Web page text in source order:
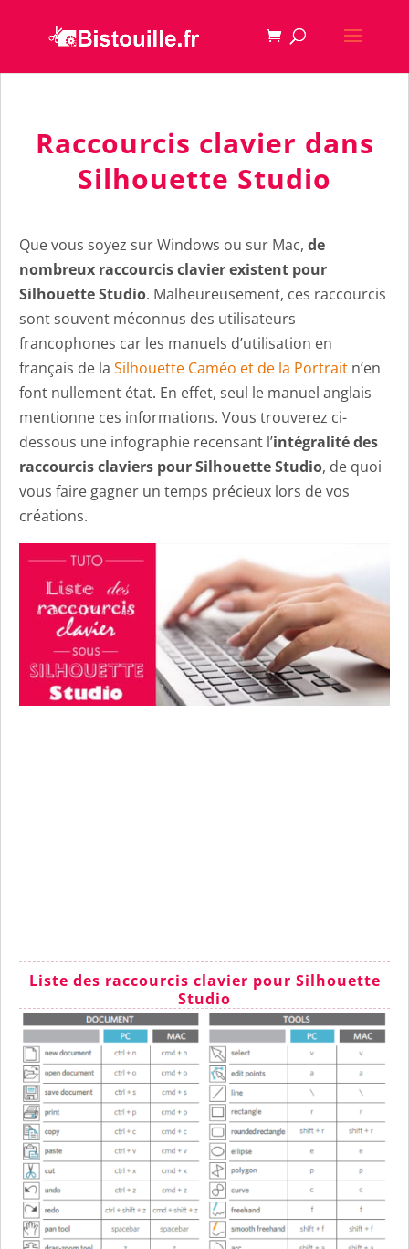
Raccourcis clavier dans
Silhouette Studio
Que vous soyez sur Windows ou sur Mac, de
nombreux raccourcis clavier existent pour
Silhouette Studio. Malheureusement, ces raccourcis
sont souvent méconnus des utilisateurs
francophones car les manuels d’utilisation en
français de la Silhouette Caméo et de la Portrait n’en
font nullement état. En effet, seul le manuel anglais
mentionne ces informations. Vous trouverez ci-
dessous une infographie recensant l’intégralité des
raccourcis claviers pour Silhouette Studio, de quoi
vous faire gagner un temps précieux lors de vos
créations.
Liste des raccourcis clavier pour Silhouette
Studio